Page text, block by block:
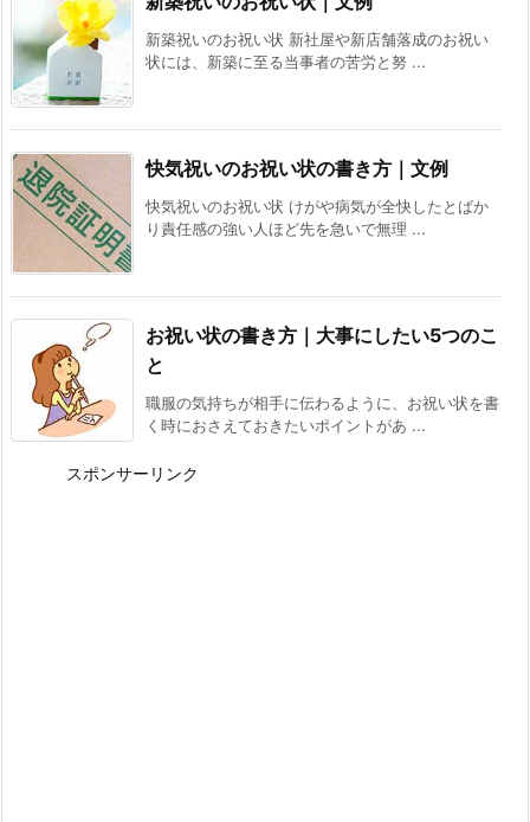
新築祝いのお祝い状 新社屋や新店舗落成のお祝い
状には、新築に至る当事者の苦労と努 ...
快気祝いのお祝い状の書き方｜文例
快気祝いのお祝い状 けがや病気が全快したとばか
り責任感の強い人ほど先を急いで無理 ...
お祝い状の書き方｜大事にしたい5つのこ
と
職服の気持ちが相手に伝わるように、お祝い状を書
く時におさえておきたいポイントがあ ...
スポンサーリンク